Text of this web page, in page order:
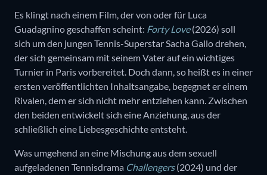
Es klingt nach einem Film, der von oder für Luca
Guadagnino geschaffen scheint: Forty Love(2026) soll
sich um den jungen Tennis-Superstar Sacha Gallo drehen,
der sich gemeinsam mit seinem Vater auf ein wichtiges
Turnier in Paris vorbereitet. Doch dann, so heißt es in einer
ersten veröffentlichten Inhaltsangabe, begegnet er einem
Rivalen, dem er sich nicht mehr entziehen kann. Zwischen
den beiden entwickelt sich eine Anziehung, aus der
schließlich eine Liebesgeschichte entsteht.
Was umgehend an eine Mischung aus dem sexuell
aufgeladenen Tennisdrama Challengers(2024) und der